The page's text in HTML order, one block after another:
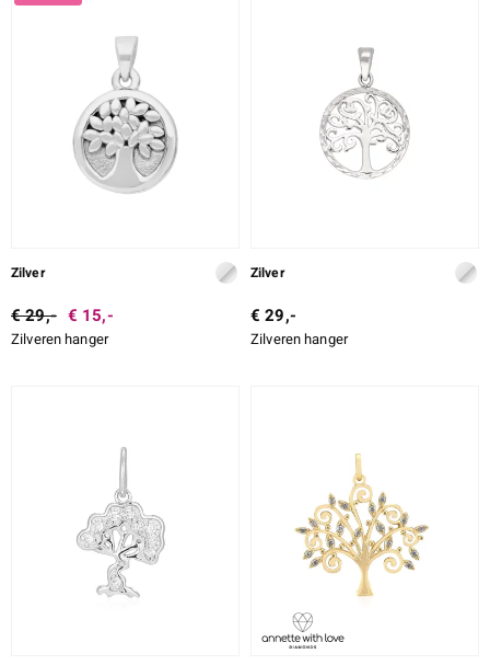
SLIJPVORM EXACT
Zilver
€ 29,- € 15,-
Zilveren hanger
Zilver
€ 29,-
Zilveren hanger